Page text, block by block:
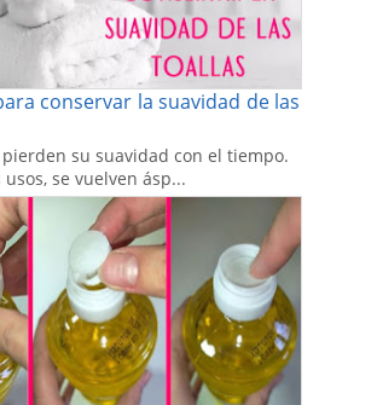
conservar la suavidad de las
pierden su suavidad con el tiempo.
se vuelven ásp...